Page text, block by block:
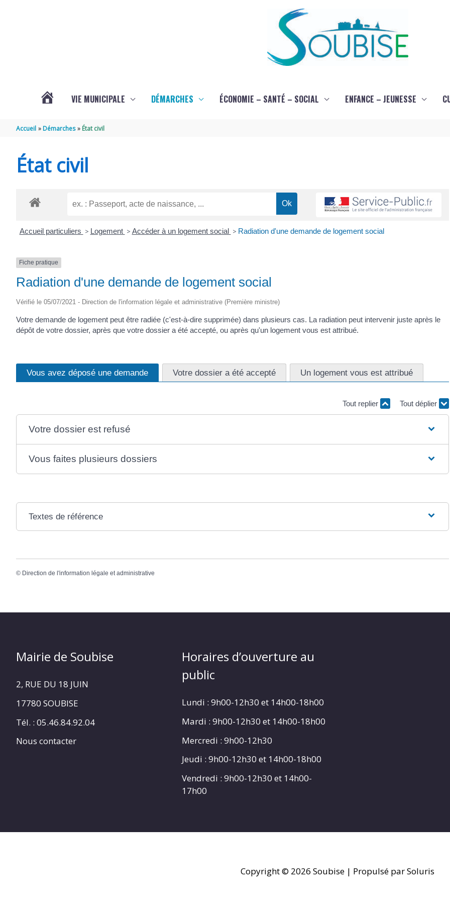
VIE MUNICIPALE DÉMARCHES ÉCONOMIE – SANTÉ – SOCIAL ENFANCE – JEUNESSE
Accueil Démarches État civil
État civil
Accueil particuliers > Logement > Accéder à un logement social > Radiation d'une demande de logement social
Fiche pratique
Radiation d'une demande de logement social
Vérifié le 05/07/2021 - Direction de l'information légale et administrative (Première ministre)
Votre demande de logement peut être radiée (c'est-à-dire supprimée) dans plusieurs cas. La radiation peut intervenir juste après le
dépôt de votre dossier, après que votre dossier a été accepté, ou après qu'un logement vous est attribué.
Vous avez déposé une demande Votre dossier a été accepté Un logement vous est attribué
Tout replier Tout déplier
Votre dossier est refusé
Vous faites plusieurs dossiers
Textes de référence
© Direction de l'information légale et administrative
Mairie de Soubise
2, RUE DU 18 JUIN
17780 SOUBISE
Tél. : 05.46.84.92.04
Nous contacter
Horaires d’ouverture au
public
Lundi : 9h00-12h30 et 14h00-18h00
Mardi : 9h00-12h30 et 14h00-18h00
Mercredi : 9h00-12h30
Jeudi : 9h00-12h30 et 14h00-18h00
Vendredi : 9h00-12h30 et 14h00-
17h00
Copyright © 2026 Soubise | Propulsé par Soluris